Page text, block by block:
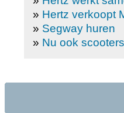
» Hertz verkoopt
» Segway huren
» Nu ook